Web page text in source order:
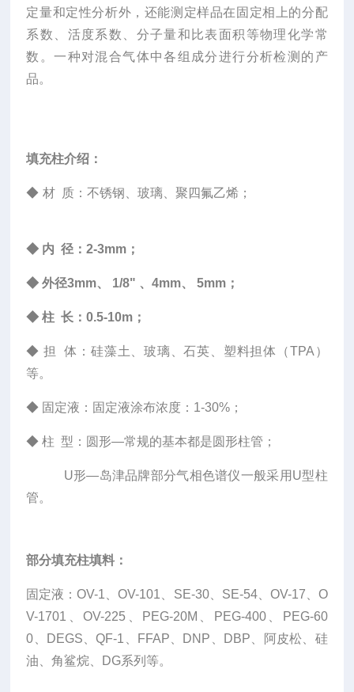
定量和定性分析外，还能测定样品在固定相上的分配
系数、活度系数、分子量和比表面积等物理化学常
数。一种对混合气体中各组成分进行分析检测的产
品。
填充柱介绍：
◆ 材 质：不锈钢、玻璃、聚四氟乙烯；
◆ 内 径：2-3mm；
◆外径3mm、 1/8" 、4mm、 5mm；
◆柱 长：0.5-10m；
◆担 体：硅藻土、玻璃、石英、塑料担体（TPA）
等。
◆ 固定液：固定液涂布浓度：1-30%；
◆柱 型：圆形—常规的基本都是圆形柱管；
U形—岛津品牌部分气相色谱仪一般采用U型柱
管。
部分填充柱填料：
固定液：OV-1、OV-101、SE-30、SE-54、OV-17、O
V-1701、OV-225、PEG-20M、PEG-400、PEG-60
0、DEGS、QF-1、FFAP、DNP、DBP、阿皮松、硅
油、角鲨烷、DG系列等。